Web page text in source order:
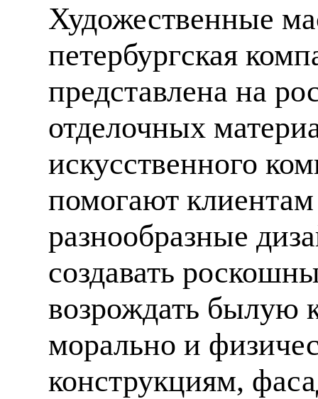
Художественные
петербургская
представлена на
отделочных
искусственного
помогают
разнообразные
создавать
возрождать былую
морально и
конструкциям,